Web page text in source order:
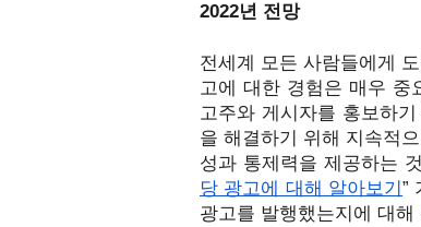
2022년 전망
전세계 모든 사람들에게
고에 대한 경험은 매우 중
고주와 게시자를 홍보하
을 해결하기 위해 지속적
성과 통제력을 제공하는
당 광고에 대해 알아보기”
광고를 발행했는지에 대